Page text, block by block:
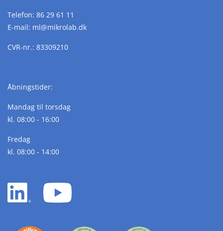
Telefon: 86 29 61 11
E-mail: ml@mikrolab.dk
CVR-nr.: 83309210
Åbningstider:
Mandag til torsdag
kl. 08:00 - 16:00
Fredag
kl. 08:00 - 14:00
LinkedIn
white
YouTube
white